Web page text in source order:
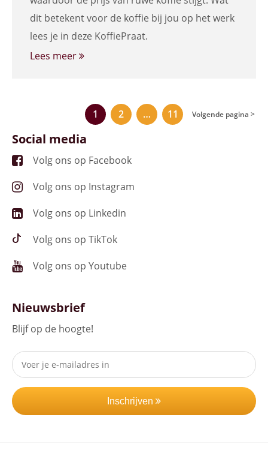
dit betekent voor de koffie bij jou op het werk
lees je in deze KoffiePraat.
Lees meer
1 2 … 11 Volgende pagina >
Social media
Volg ons op Facebook
Volg ons op Instagram
Volg ons op Linkedin
Volg ons op TikTok
Volg ons op Youtube
Nieuwsbrief
Blijf op de hoogte!
Inschrijven